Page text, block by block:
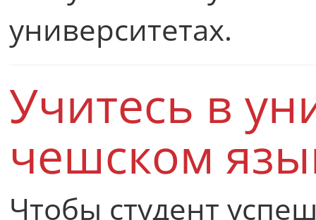
университетах.
Учитесь в
чешском
Чтобы студент